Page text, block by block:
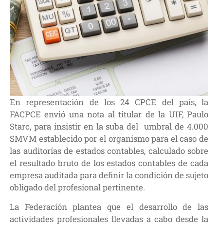
En representación de los 24 CPCE del país, la
FACPCE envió una nota al titular de la UIF, Paulo
Starc, para insistir en la suba del umbral de 4.000
SMVM establecido por el organismo para el caso de
las auditorías de estados contables, calculado sobre
el resultado bruto de los estados contables de cada
empresa auditada para definir la condición de sujeto
obligado del profesional pertinente.
La Federación plantea que el desarrollo de las
actividades profesionales llevadas a cabo desde la